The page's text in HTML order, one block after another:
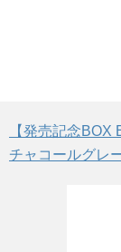
【発売記念
チャコールグレ